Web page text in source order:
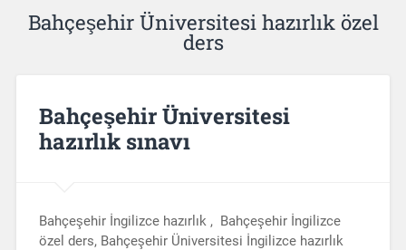
Bahçeşehir Üniversitesi hazırlık özel
ders
Bahçeşehir Üniversitesi
hazırlık sınavı
Bahçeşehir İngilizce hazırlık , Bahçeşehir İngilizce
özel ders, Bahçeşehir Üniversitesi İngilizce hazırlık